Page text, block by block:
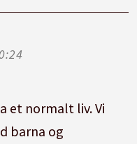
et normalt liv. Vi
barna og